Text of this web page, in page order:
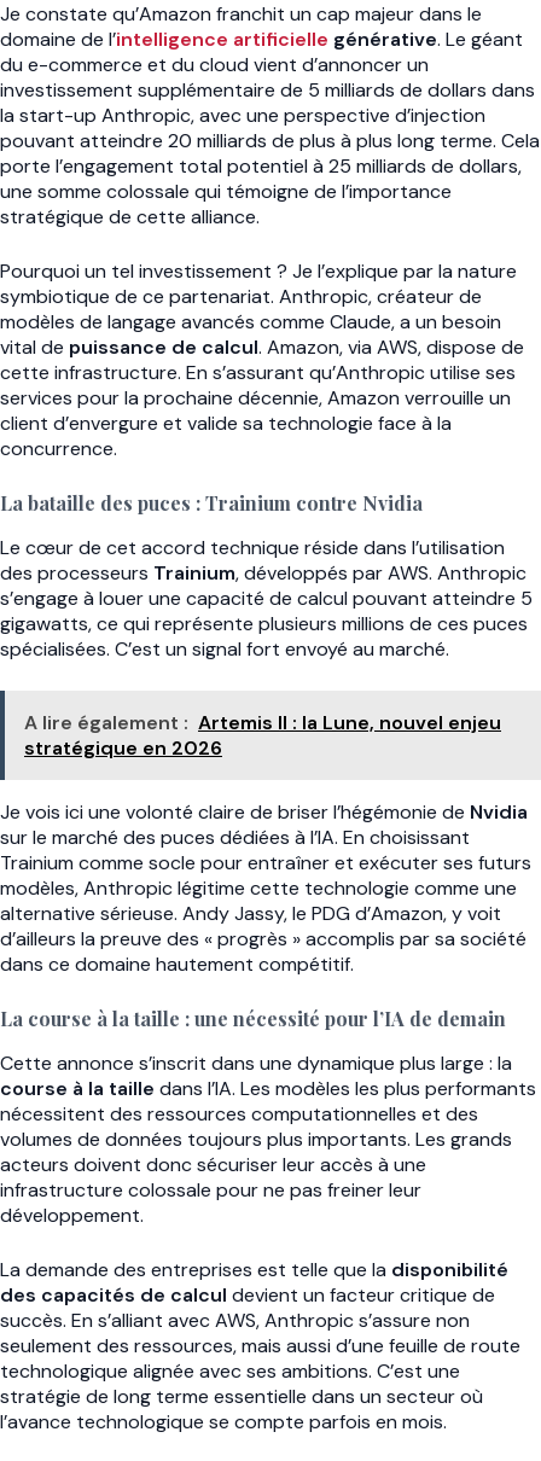
Je constate qu’Amazon franchit un cap majeur dans le
domaine de l’intelligence artificielle générative. Le géant
du e-commerce et du cloud vient d’annoncer un
investissement supplémentaire de 5 milliards de dollars dans
la start-up Anthropic, avec une perspective d’injection
pouvant atteindre 20 milliards de plus à plus long terme. Cela
porte l’engagement total potentiel à 25 milliards de dollars,
une somme colossale qui témoigne de l’importance
stratégique de cette alliance.
Pourquoi un tel investissement ? Je l’explique par la nature
symbiotique de ce partenariat. Anthropic, créateur de
modèles de langage avancés comme Claude, a un besoin
vital de puissance de calcul. Amazon, via AWS, dispose de
cette infrastructure. En s’assurant qu’Anthropic utilise ses
services pour la prochaine décennie, Amazon verrouille un
client d’envergure et valide sa technologie face à la
concurrence.
La bataille des puces : Trainium contre Nvidia
Le cœur de cet accord technique réside dans l’utilisation
des processeurs Trainium, développés par AWS. Anthropic
s’engage à louer une capacité de calcul pouvant atteindre 5
gigawatts, ce qui représente plusieurs millions de ces puces
spécialisées. C’est un signal fort envoyé au marché.
A lire également : Artemis II : la Lune, nouvel enjeu
stratégique en 2026
Je vois ici une volonté claire de briser l’hégémonie de Nvidia
sur le marché des puces dédiées à l’IA. En choisissant
Trainium comme socle pour entraîner et exécuter ses futurs
modèles, Anthropic légitime cette technologie comme une
alternative sérieuse. Andy Jassy, le PDG d’Amazon, y voit
d’ailleurs la preuve des « progrès » accomplis par sa société
dans ce domaine hautement compétitif.
La course à la taille : une nécessité pour l’IA de demain
Cette annonce s’inscrit dans une dynamique plus large : la
course à la taille dans l’IA. Les modèles les plus performants
nécessitent des ressources computationnelles et des
volumes de données toujours plus importants. Les grands
acteurs doivent donc sécuriser leur accès à une
infrastructure colossale pour ne pas freiner leur
développement.
La demande des entreprises est telle que la disponibilité
des capacités de calcul devient un facteur critique de
succès. En s’alliant avec AWS, Anthropic s’assure non
seulement des ressources, mais aussi d’une feuille de route
technologique alignée avec ses ambitions. C’est une
stratégie de long terme essentielle dans un secteur où
l’avance technologique se compte parfois en mois.